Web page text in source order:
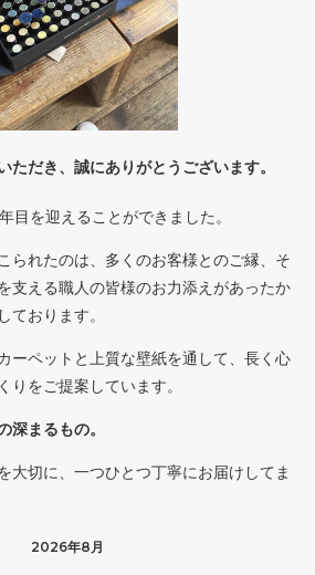
ただき、誠にありがとうございます。
目を迎えることができました。
られたのは、多くのお客様とのご縁、そ
支える職人の皆様のお力添えがあったか
ております。
ーペットと上質な壁紙を通して、長く心
りをご提案しています。
深まるもの。
大切に、一つひとつ丁寧にお届けしてま
2026年8月